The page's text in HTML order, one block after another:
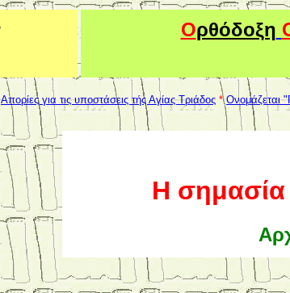
Ορθόδοξη
Απορίες για τις υποστάσεις τής Αγίας Τριάδος * Ονομάζεται
Η σημασία